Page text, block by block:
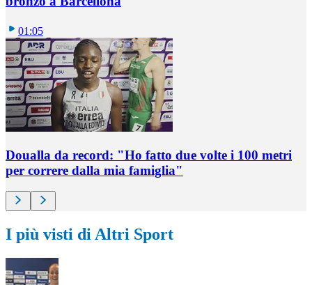
01:05
Doualla da record: "Ho fatto due volte i 100 metri
per correre dalla mia famiglia"
I più visti di Altri Sport